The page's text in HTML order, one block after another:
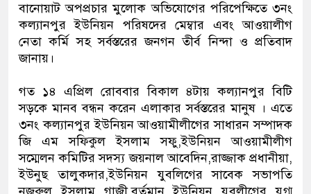
প্রধানমন্ত্রী
মিরপুর মডেল থানার অভিযানে ৯০ বোতল
২৮ লাখ টাকার জাল নোটসহ দুইজনকে গ্রেফতার
থানা পুলিশ
যেকোনো সময় বেনজীরের প্রত্যাবর্তন
নেতৃত্ব ও গণতন্ত্রের মূর্তমান প্রতীক বেগম খালেদা
বানোয়াট অপপ্রচার মুলোক অভিযোগের পরিপেক্ষিতে ৩নং
কল্যানপুর ইউনিয়ন পরিষদের মেম্বার এবং আওয়ালীগ
নেতা কর্মি সহ সর্বস্তরের জনগন তীর্ব নিন্দা ও প্রতিবাদ
জানায়।
গত ১৪ এপ্রিল রোববার বিকাল ৪টায় কল্যানপুর বিটি
সড়কে মানব বন্ধন করেন এলাকার সর্বস্তরের মানুষ । এতে
৩নং কল্যানপুর ইউনিয়ন আওয়ামীলীগের সাধারন সম্পাদক
জি এম সফিকুল ইসলাম সফু,ইউনিয়ন আওয়ামীলীগ
সম্মেলন কমিটির সদস্য জয়নাল আবেদিন,রাজ্জাক প্রধানীয়া,
ইউনুছ তালুকদার,ইউনিয়ন যুবলিগের সাবেক সভাপতি